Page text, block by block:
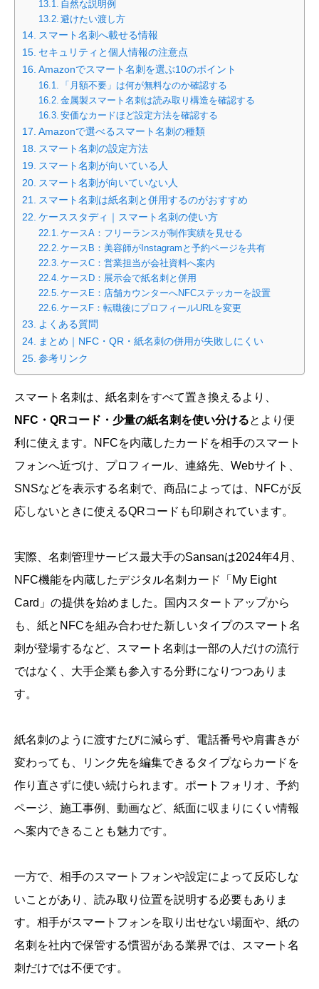
自然な説明例
避けたい渡し方
スマート名刺へ載せる情報
セキュリティと個人情報の注意点
Amazonでスマート名刺を選ぶ10のポイント
「月額不要」は何が無料なのか確認する
金属製スマート名刺は読み取り構造を確認する
安価なカードほど設定方法を確認する
Amazonで選べるスマート名刺の種類
スマート名刺の設定方法
スマート名刺が向いている人
スマート名刺が向いていない人
スマート名刺は紙名刺と併用するのがおすすめ
ケーススタディ｜スマート名刺の使い方
ケースA：フリーランスが制作実績を見せる
ケースB：美容師がInstagramと予約ページを共有
ケースC：営業担当が会社資料へ案内
ケースD：展示会で紙名刺と併用
ケースE：店舗カウンターへNFCステッカーを設置
ケースF：転職後にプロフィールURLを変更
よくある質問
まとめ｜NFC・QR・紙名刺の併用が失敗しにくい
参考リンク
スマート名刺は、紙名刺をすべて置き換えるより、
NFC・QRコード・少量の紙名刺を使い分けるとより便
利に使えます。NFCを内蔵したカードを相手のスマート
フォンへ近づけ、プロフィール、連絡先、Webサイト、
SNSなどを表示する名刺で、商品によっては、NFCが反
応しないときに使えるQRコードも印刷されています。
実際、名刺管理サービス最大手のSansanは2024年4月、
NFC機能を内蔵したデジタル名刺カード「My Eight
Card」の提供を始めました。国内スタートアップから
も、紙とNFCを組み合わせた新しいタイプのスマート名
刺が登場するなど、スマート名刺は一部の人だけの流行
ではなく、大手企業も参入する分野になりつつありま
す。
紙名刺のように渡すたびに減らず、電話番号や肩書きが
変わっても、リンク先を編集できるタイプならカードを
作り直さずに使い続けられます。ポートフォリオ、予約
ページ、施工事例、動画など、紙面に収まりにくい情報
へ案内できることも魅力です。
一方で、相手のスマートフォンや設定によって反応しな
いことがあり、読み取り位置を説明する必要もありま
す。相手がスマートフォンを取り出せない場面や、紙の
名刺を社内で保管する慣習がある業界では、スマート名
刺だけでは不便です。